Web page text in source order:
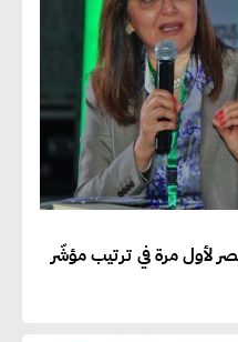
لأول مرة في ترتيب مؤشّر